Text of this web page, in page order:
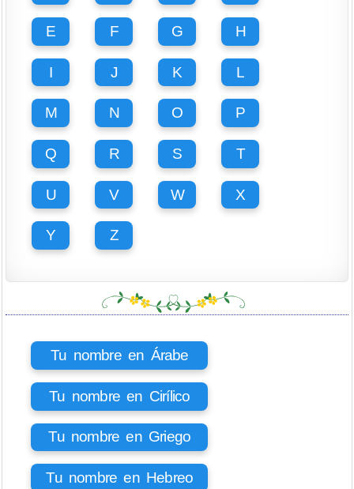
E F G H
I J K L
M N O P
Q R S T
U V W X
Y Z
Tu nombre en Árabe
Tu nombre en Cirílico
Tu nombre en Griego
Tu nombre en Hebreo